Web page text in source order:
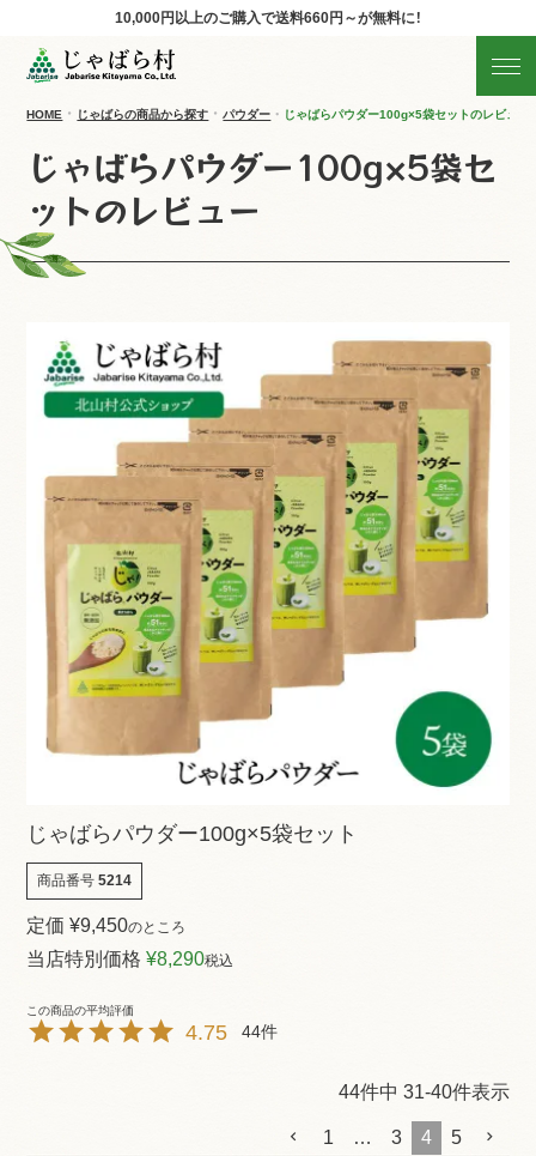
10,000円以上のご購入で送料660円～が無料に！
HOME じゃばらの商品から探す パウダー じゃばらパウダー100g×5袋セットのレビュー
じゃばらパウダー100g×5袋セ
ットのレビュー
じゃばらパウダー100g×5袋セット
商品番号 5214
定価 ¥9,450のところ
当店特別価格 ¥8,290税込
4.75 44
44件中 31-40件表示
1 … 3 4 5
じゃばらの商品を探す
産地直送!旬の商品
商品の分類から探す
ギフト